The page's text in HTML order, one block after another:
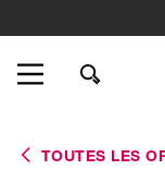
TOUTES LES